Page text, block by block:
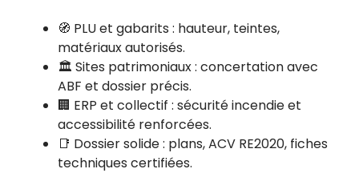
🧭 PLU et gabarits : hauteur, teintes,
matériaux autorisés.
🏛️ Sites patrimoniaux : concertation avec
ABF et dossier précis.
🏢 ERP et collectif : sécurité incendie et
accessibilité renforcées.
📑 Dossier solide : plans, ACV RE2020, fiches
techniques certifiées.